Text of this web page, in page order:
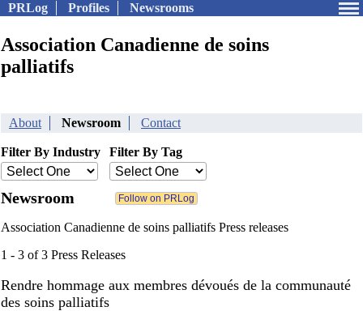
PRLog Profiles Newsrooms
Association Canadienne de soins
palliatifs
About Newsroom Contact
Filter By Industry Filter By Tag
Newsroom
Association Canadienne de soins palliatifs Press releases
1 - 3 of 3 Press Releases
Rendre hommage aux membres dévoués de la communauté
des soins palliatifs